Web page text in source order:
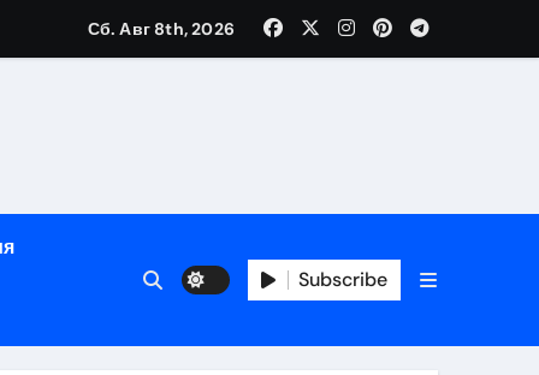
Сб. Авг 8th, 2026
Subscribe